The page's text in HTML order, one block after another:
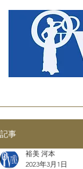
記事
裕美 河本
2023年3月1日